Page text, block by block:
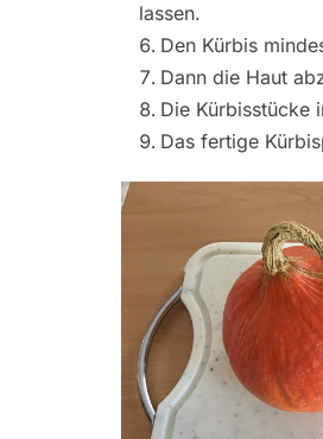
lassen.
Den Kürbis
Dann die Haut
Die Kürbisstücke
Das fertige